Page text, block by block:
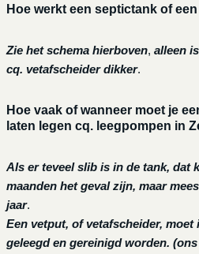
Hoe werkt een septictank of
Zie het schema hierboven, alleen
cq. vetafscheider dikker.
Hoe vaak of wanneer moet je
laten legen cq. leegpompen in
Als er teveel slib is in de tank, dat
maanden het geval zijn, maar
jaar.
Een vetput, of vetafscheider, moet
geleegd en gereinigd worden.